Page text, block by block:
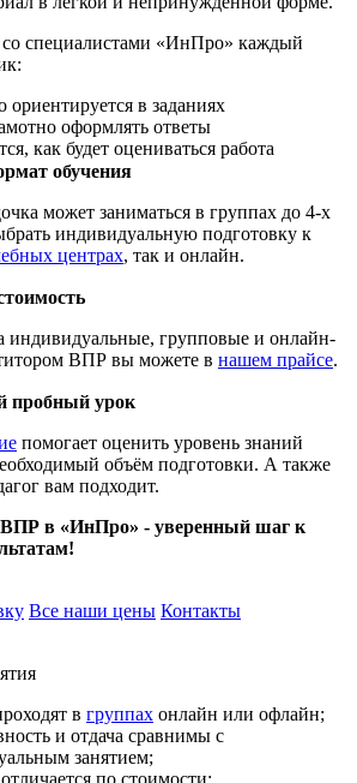
со специалистами «ИнПро» каждый
ориентируется в заданиях
оформлять ответы
как будет оцениваться работа
обучения
может заниматься в группах до 4-х
индивидуальную подготовку к
центрах, так и онлайн.
индивидуальные, групповые и онлайн-
ВПР вы можете в нашем прайсе.
пробный урок
помогает оценить уровень знаний
объём подготовки. А также
вам подходит.
ВПР в «ИнПро» - уверенный шаг к
Все наши цены Контакты
в группах онлайн или офлайн;
и отдача сравнимы с
занятием;